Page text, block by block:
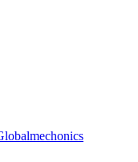
mechonics